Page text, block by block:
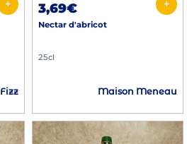
+
Fizz
3,69€ +
Nectar d'abricot
25cl
Maison Meneau